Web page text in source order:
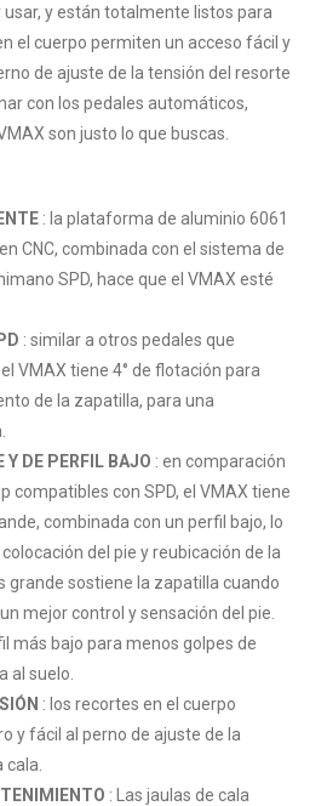
y están totalmente listos para
el cuerpo permiten un acceso fácil y
de ajuste de la tensión del resorte
con los pedales automáticos,
son justo lo que buscas.
: la plataforma de aluminio 6061
CNC, combinada con el sistema de
SPD, hace que el VMAX esté
: similar a otros pedales que
VMAX tiene 4° de flotación para
de la zapatilla, para una
Y DE PERFIL BAJO : en comparación
compatibles con SPD, el VMAX tiene
combinada con un perfil bajo, lo
del pie y reubicación de la
grande sostiene la zapatilla cuando
mejor control y sensación del pie.
más bajo para menos golpes de
al suelo.
: los recortes en el cuerpo
y fácil al perno de ajuste de la
: Las jaulas de cala